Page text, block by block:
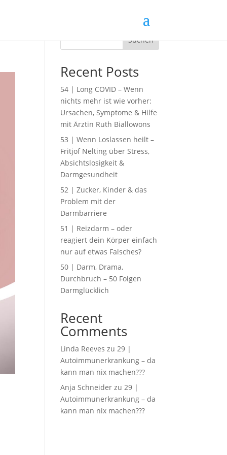
Suchen
Recent Posts
54 | Long COVID – Wenn
nichts mehr ist wie vorher:
Ursachen, Symptome & Hilfe
mit Ärztin Ruth Biallowons
53 | Wenn Loslassen heilt –
Fritjof Nelting über Stress,
Absichtslosigkeit &
Darmgesundheit
52 | Zucker, Kinder & das
Problem mit der
Darmbarriere
51 | Reizdarm – oder
reagiert dein Körper einfach
nur auf etwas Falsches?
50 | Darm, Drama,
Durchbruch – 50 Folgen
Darmglücklich
Recent
Comments
Linda Reeves zu29 |
Autoimmunerkrankung – da
kann man nix machen???
Anja Schneider zu29 |
Autoimmunerkrankung – da
kann man nix machen???